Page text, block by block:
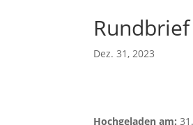
Rundbrief
Dez. 31, 2023
Hochgeladen am: